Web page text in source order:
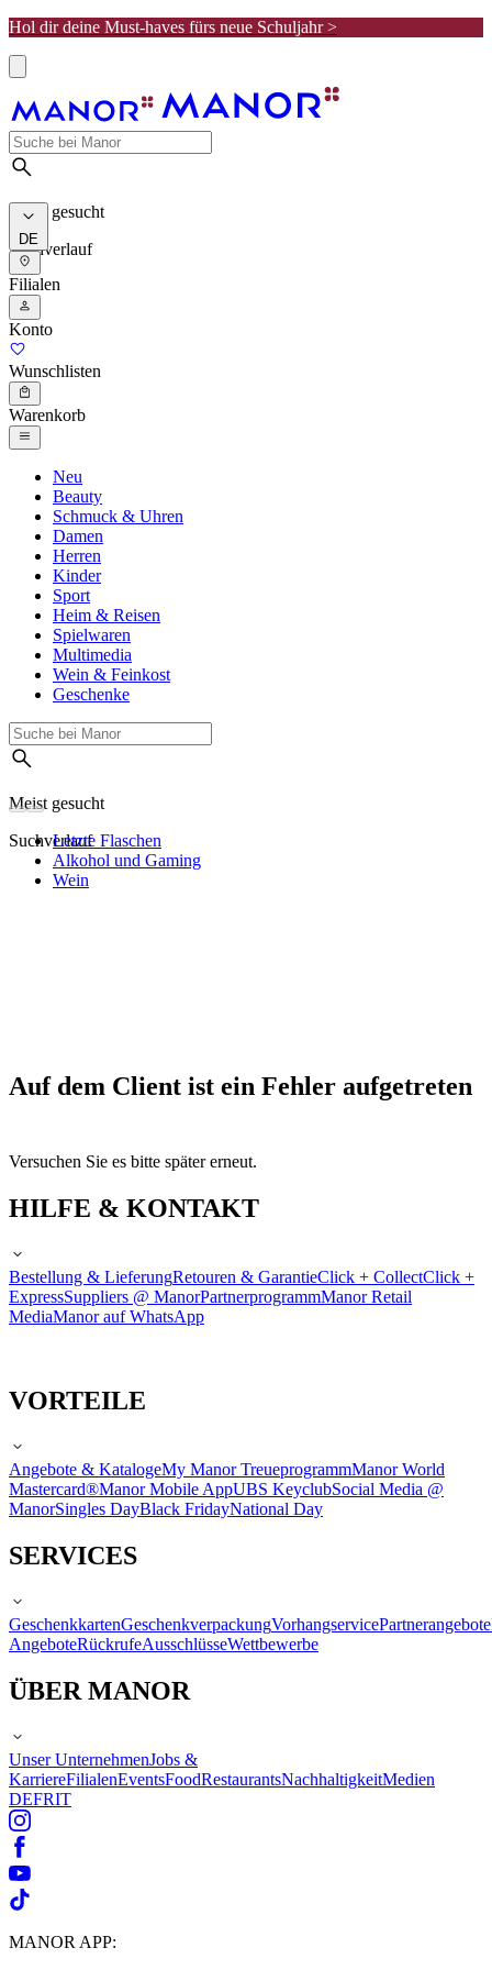
Hol dir deine Must-haves fürs neue Schuljahr >
Meist gesucht
Suchverlauf
DE
Filialen
Konto
Wunschlisten
Warenkorb
Neu
Beauty
Schmuck & Uhren
Damen
Herren
Kinder
Sport
Heim & Reisen
Spielwaren
Multimedia
Wein & Feinkost
Geschenke
Meist gesucht
SuchverlaufLetzte Flaschen
Alkohol und Gaming
Wein
Auf dem Client ist ein Fehler aufgetreten
Versuchen Sie es bitte später erneut.
HILFE & KONTAKT
Bestellung & LieferungRetouren & GarantieClick + CollectClick +
ExpressSuppliers @ ManorPartnerprogrammManor Retail
MediaManor auf WhatsApp
VORTEILE
Angebote & KatalogeMy Manor TreueprogrammManor World
Mastercard®Manor Mobile AppUBS KeyclubSocial Media @
ManorSingles DayBlack FridayNational Day
SERVICES
GeschenkkartenGeschenkverpackungVorhangservicePartnerangebote
AngeboteRückrufeAusschlüsseWettbewerbe
ÜBER MANOR
Unser UnternehmenJobs &
KarriereFilialenEventsFoodRestaurantsNachhaltigkeitMedien
DEFRIT
MANOR APP: